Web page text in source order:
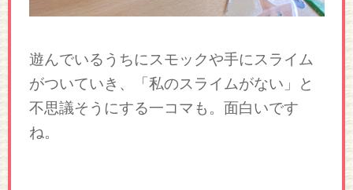
遊んでいるうちにスモックや手にスライム
がついていき、「私のスライムがない」と
不思議そうにする一コマも。面白いです
ね。